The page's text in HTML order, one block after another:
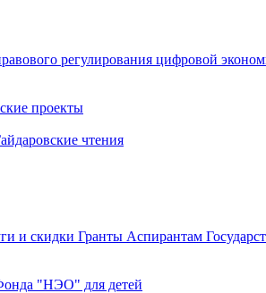
регулирования цифровой
проекты
чтения
и скидки Гранты Аспирантам
"НЭО" для детей